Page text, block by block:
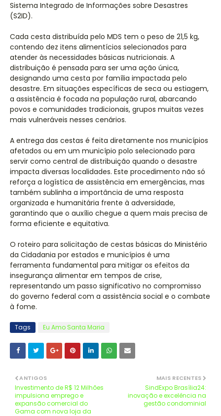
Sistema Integrado de Informações sobre Desastres
(S2ID).
Cada cesta distribuída pelo MDS tem o peso de 21,5 kg,
contendo dez itens alimentícios selecionados para
atender às necessidades básicas nutricionais. A
distribuição é pensada para ser uma ação única,
designando uma cesta por família impactada pelo
desastre. Em situações específicas de seca ou estiagem,
a assistência é focada na população rural, abarcando
povos e comunidades tradicionais, grupos muitas vezes
mais vulneráveis nesses cenários.
A entrega das cestas é feita diretamente nos municípios
afetados ou em um município polo selecionado para
servir como central de distribuição quando o desastre
impacta diversas localidades. Este procedimento não só
reforça a logística de assistência em emergências, mas
também sublinha a importância de uma resposta
organizada e humanitária frente à adversidade,
garantindo que o auxílio chegue a quem mais precisa de
forma eficiente e equitativa.
O roteiro para solicitação de cestas básicas do Ministério
da Cidadania por estados e municípios é uma
ferramenta fundamental para mitigar os efeitos da
insegurança alimentar em tempos de crise,
representando um passo significativo no compromisso
do governo federal com a assistência social e o combate
à fome.
Tags Eu Amo Santa Maria
MAIS RECENTES
SindExpo Brasília24:
inovação e excelência na
gestão condominial
ANTIGOS
Investimento de R$ 12 Milhões
impulsiona emprego e
expansão comercial do
Gama com nova loja da